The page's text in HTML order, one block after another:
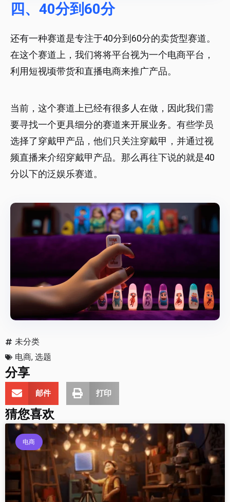
四、40分到60分
还有一种赛道是专注于40分到60分的卖货型赛道。
在这个赛道上，我们将将平台视为一个电商平台，
利用短视顷带货和直播电商来推广产品。
当前，这个赛道上已经有很多人在做，因此我们需
要寻找一个更具细分的赛道来开展业务。有些学员
选择了穿戴甲产品，他们只关注穿戴甲，并通过视
频直播来介绍穿戴甲产品。那么再往下说的就是40
分以下的泛娱乐赛道。
未分类
电商, 选题
分享
邮件 打印
猜您喜欢
电商